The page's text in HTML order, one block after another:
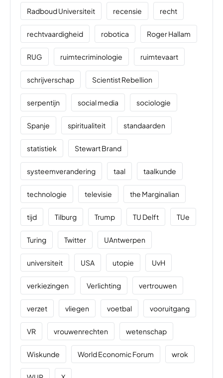
Radboud Universiteit recensie recht
rechtvaardigheid robotica Roger Hallam
RUG ruimtecriminologie ruimtevaart
schrijverschap Scientist Rebellion
serpentijn social media sociologie
Spanje spiritualiteit standaarden
statistiek Stewart Brand
systeemverandering taal taalkunde
technologie televisie the Marginalian
tijd Tilburg Trump TU Delft TUe
Turing Twitter UAntwerpen
universiteit USA utopie UvH
verkiezingen Verlichting vertrouwen
verzet vliegen voetbal vooruitgang
VR vrouwenrechten wetenschap
Wiskunde World Economic Forum wrok